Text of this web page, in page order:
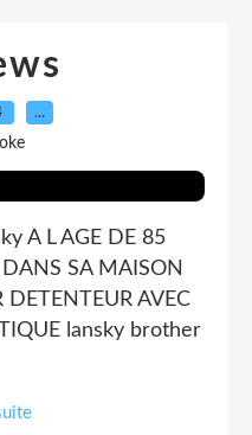
…
A L AGE DE 85
SA MAISON
AVEC
lansky brother